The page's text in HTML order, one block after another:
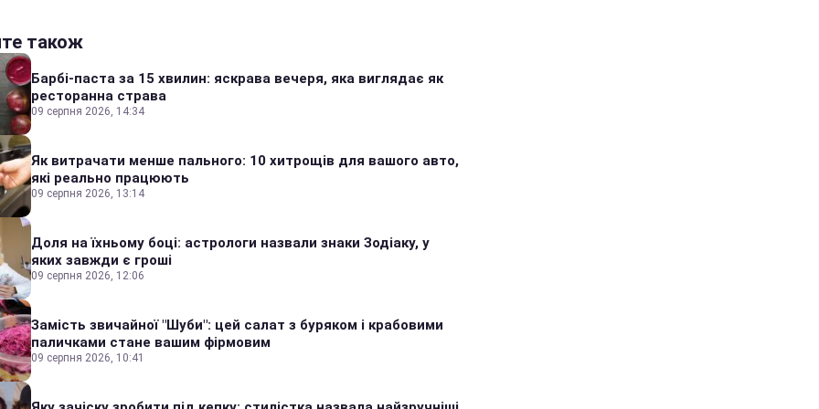
також
Барбі-паста за 15 хвилин: яскрава вечеря, яка виглядає як
ресторанна страва
09 серпня 2026, 14:34
Як витрачати менше пального: 10 хитрощів для вашого авто,
які реально працюють
09 серпня 2026, 13:14
Доля на їхньому боці: астрологи назвали знаки Зодіаку, у
яких завжди є гроші
09 серпня 2026, 12:06
Замість звичайної "Шуби": цей салат з буряком і крабовими
паличками стане вашим фірмовим
09 серпня 2026, 10:41